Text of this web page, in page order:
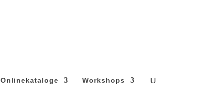
Onlinekataloge Workshops